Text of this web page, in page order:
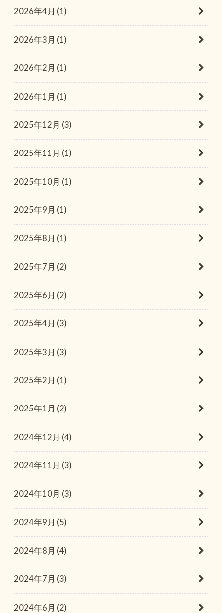
2026年4月 (1)
2026年3月 (1)
2026年2月 (1)
2026年1月 (1)
2025年12月 (3)
2025年11月 (1)
2025年10月 (1)
2025年9月 (1)
2025年8月 (1)
2025年7月 (2)
2025年6月 (2)
2025年4月 (3)
2025年3月 (3)
2025年2月 (1)
2025年1月 (2)
2024年12月 (4)
2024年11月 (3)
2024年10月 (3)
2024年9月 (5)
2024年8月 (4)
2024年7月 (3)
2024年6月 (2)